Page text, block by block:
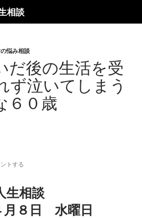
相談
悩み相談
だ後の生活を受
ず泣いてしまう
６０歳
トする
生相談
月８日 水曜日